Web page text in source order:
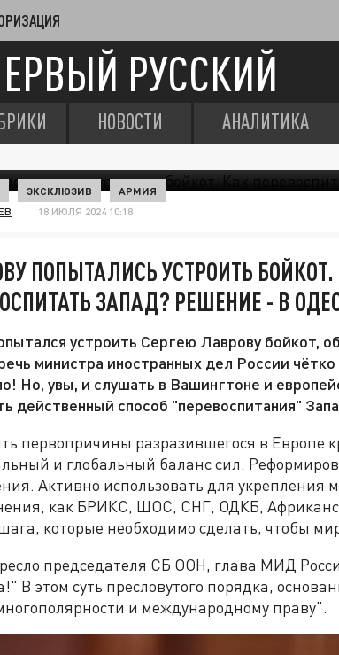
РУССКИЙ
НОВОСТИ АНАЛИТИКА
ЭКСКЛЮЗИВ АРМИЯ
18 ИЮЛЯ 2024 10:18
ПОПЫТАЛИСЬ УСТРОИТЬ
ЗАПАД? РЕШЕНИЕ - В
устроить Сергею Лаврову бойкот,
министра иностранных дел России чётко
Но, увы, и слушать в Вашингтоне и
действенный способ "перевоспитания"
первопричины разразившегося в Европе
и глобальный баланс сил.
Активно использовать для укрепления
как БРИКС, ШОС, СНГ, ОДКБ,
которые необходимо сделать, чтобы
председателя СБ ООН, глава МИД
В этом суть пресловутого порядка,
и международному праву".